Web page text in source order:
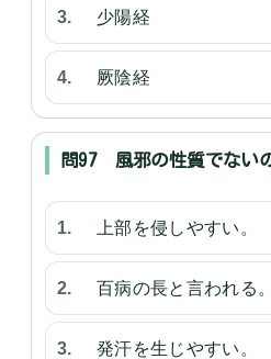
少陽経
厥陰経
問97 風邪の性質でない
上部を侵しやすい。
百病の長と言われる。
発汗を生じやすい。